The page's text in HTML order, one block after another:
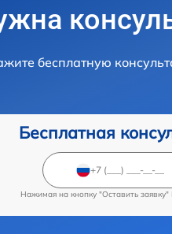
бесплатную
Бесплатная
Нажимая на кнопку "Оставить